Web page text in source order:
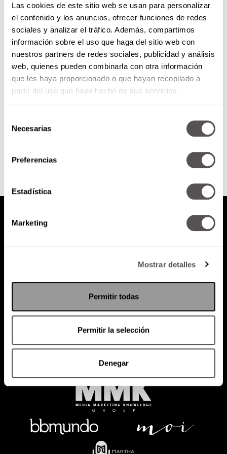
Las cookies de este sitio web se usan para personalizar
el contenido y los anuncios, ofrecer funciones de redes
sociales y analizar el tráfico. Además, compartimos
información sobre el uso que haga del sitio web con
nuestros partners de redes sociales, publicidad y análisis
web, quienes pueden combinarla con otra información
que les haya proporcionado o que hayan recopilado a
partir del uso que haya hecho de sus servicios.
Necesarias
Preferencias
Estadística
Marketing
Mostrar detalles
Permitir todas
Permitir la selección
Denegar
MakeOver Home Edition
Después de varias semanas de
trabajo, la casa ganadora del
Extreme MakeOver Home Edition
Política de Privacidad
RADIO MARTHA